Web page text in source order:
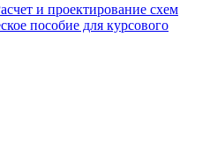
и проектирование схем
пособие для курсового